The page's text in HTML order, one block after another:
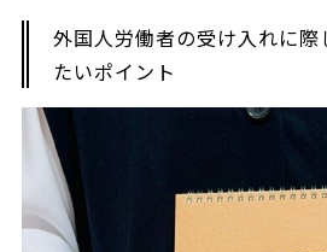
外国人労働者の受け入れに際
たいポイント